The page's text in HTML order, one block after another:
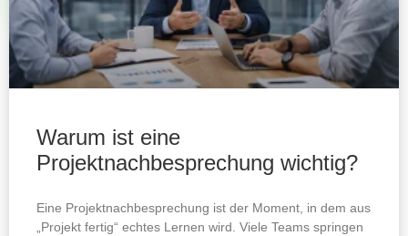
Warum ist eine
Projektnachbesprechung wichtig?
Eine Projektnachbesprechung ist der Moment, in dem aus
„Projekt fertig“ echtes Lernen wird. Viele Teams springen